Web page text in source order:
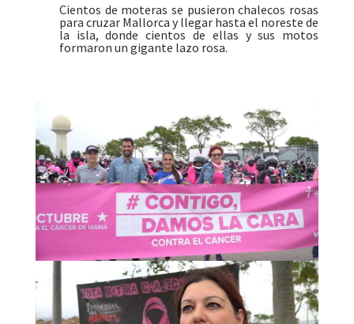
Cientos de moteras se pusieron chalecos rosas
para cruzar Mallorca y llegar hasta el noreste de
la isla, donde cientos de ellas y sus motos
formaron un gigante lazo rosa.